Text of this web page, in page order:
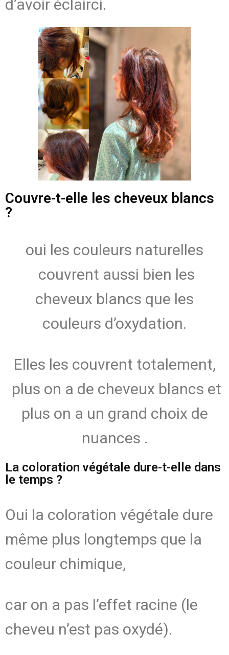
d’avoir éclairci.
Couvre-t-elle les cheveux blancs
?
oui les couleurs naturelles
couvrent aussi bien les
cheveux blancs que les
couleurs d’oxydation.
Elles les couvrent totalement,
plus on a de cheveux blancs et
plus on a un grand choix de
nuances .
La coloration végétale dure-t-elle dans
le temps ?
Oui la coloration végétale dure
même plus longtemps que la
couleur chimique,
car on a pas l’effet racine (le
cheveu n’est pas oxydé).